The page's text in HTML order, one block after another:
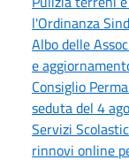
l'Ordinanza
Albo delle
e
Consiglio
seduta del 4
Servizi
rinnovi online